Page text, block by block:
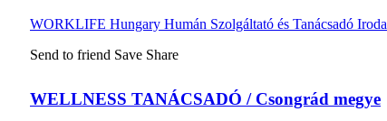
WORKLIFE Hungary Humán Szolgáltató és Tanácsadó Iroda
Send to friend Save Share
WELLNESS TANÁCSADÓ / Csongrád megye